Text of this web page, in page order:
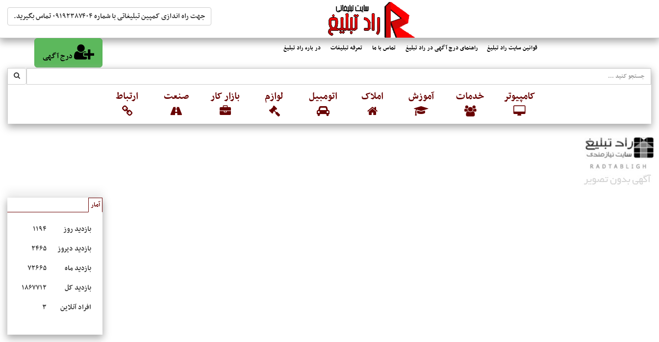
جهت راه اندازی کمپین تبلیغاتی با شماره ۰۹۱۹۲۳۸۷۴۰۴ تماس بگیرید.
درج آگهی
قوانین سایت راد تبلیغ راهنمای درج آگهی در راد تبلیغ تماس با ما تعرفه تبلیغات در باره راد تبلیغ
کامپیوتر خدمات آموزش املاک اتومبیل لوازم بازار کار صنعت ارتباط
آمار
بازدید روز
۱۱۹۴
بازدید دیروز
۲۴۶۵
بازدید ماه
۷۲۶۶۵
بازدید کل
۱۸۶۷۷۱۲
افراد آنلاین
۳